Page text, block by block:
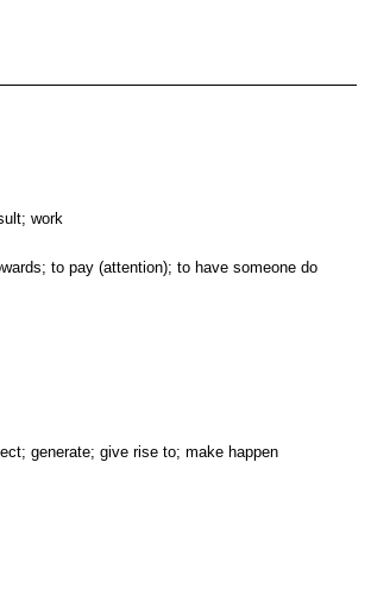
work
to pay (attention); to have someone do
generate; give rise to; make happen